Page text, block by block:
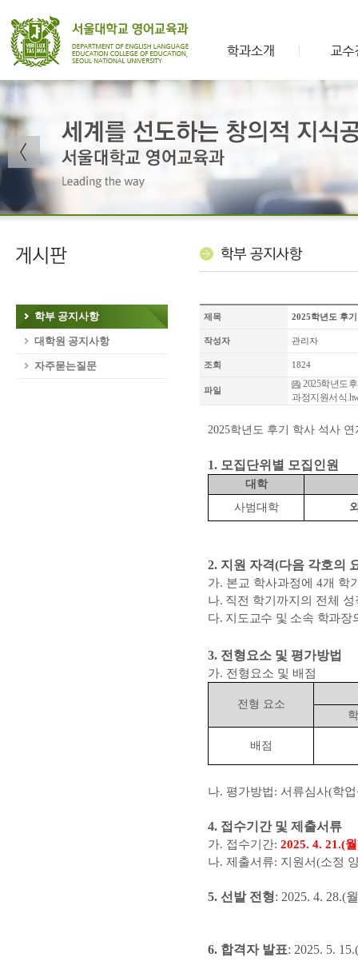
학부 공지사항
대학원 공지사항
자주묻는질문
제목 2025학년도 후
작성자 관리자
조회 1824
파일
2025학년도
과정지원서식
2025학년도 후기 학사 석사
1. 모집단위별 모집인원
대학
사범대학
2. 지원 자격(다음 각호의
가. 본교 학사과정에 4개 학
나. 직전 학기까지의 전체
다. 지도교수 및 소속 학과장
3. 전형요소 및 평가방법
가. 전형요소 및 배점
전형 요소
배점
나. 평가방법: 서류심사(학
4. 접수기간 및 제출서류
가. 접수기간: 2025. 4. 21.(월
나. 제출서류: 지원서(소정
5. 선발 전형: 2025. 4. 28.(월
6. 합격자 발표: 2025. 5. 15.(